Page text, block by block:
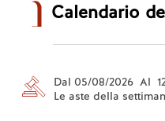
Calendario
Dal 05/08/2026 Al
Le aste della